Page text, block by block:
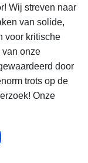
Wij streven naar
van solide,
voor kritische
van onze
door
trots op de
Onze